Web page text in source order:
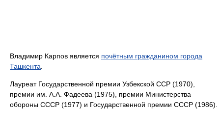
Владимир Карпов является почётным гражданином города
Ташкента
Лауреат Государственной премии Узбекской ССР (1970),
премии им. А.А. Фадеева (1975), премии Министерства
обороны СССР (1977) и Государственной премии СССР (1986).